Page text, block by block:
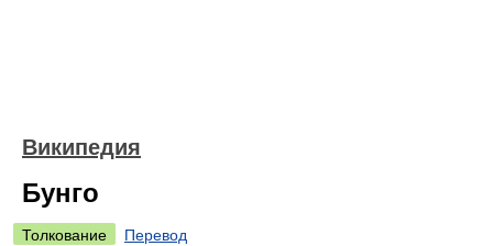
Википедия
Бунго
Толкование
Перевод